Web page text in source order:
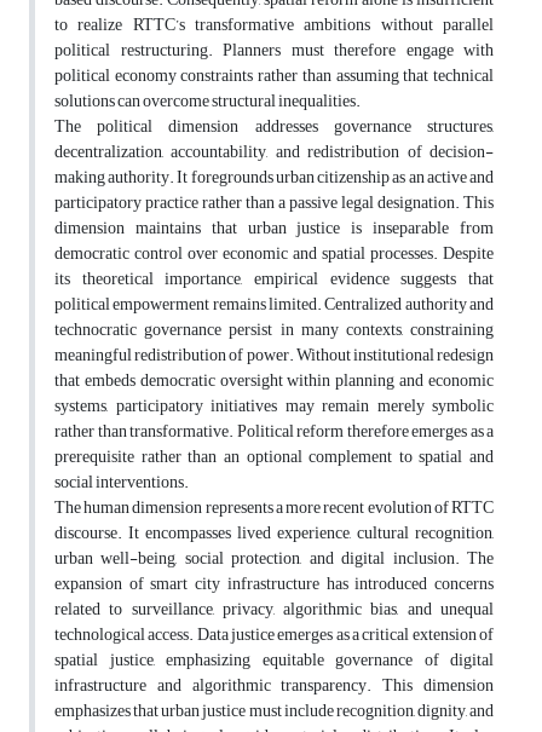
to realize RTTC’s transformative ambitions without parallel
political restructuring. Planners must therefore engage with
political economy constraints rather than assuming that technical
solutions can overcome structural inequalities.
The political dimension addresses governance structures,
decentralization, accountability, and redistribution of decision-
making authority. It foregrounds urban citizenship as an active and
participatory practice rather than a passive legal designation. This
dimension maintains that urban justice is inseparable from
democratic control over economic and spatial processes. Despite
its theoretical importance, empirical evidence suggests that
political empowerment remains limited. Centralized authority and
technocratic governance persist in many contexts, constraining
meaningful redistribution of power. Without institutional redesign
that embeds democratic oversight within planning and economic
systems, participatory initiatives may remain merely symbolic
rather than transformative. Political reform therefore emerges as a
prerequisite rather than an optional complement to spatial and
social interventions.
The human dimension represents a more recent evolution of RTTC
discourse. It encompasses lived experience, cultural recognition,
urban well-being, social protection, and digital inclusion. The
expansion of smart city infrastructure has introduced concerns
related to surveillance, privacy, algorithmic bias, and unequal
technological access. Data justice emerges as a critical extension of
spatial justice, emphasizing equitable governance of digital
infrastructure and algorithmic transparency. This dimension
emphasizes that urban justice must include recognition, dignity, and